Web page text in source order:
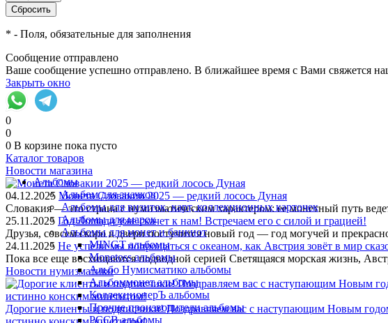
* - Поля, обязательные для заполнения
Сообщение отправлено
Ваше сообщение успешно отправлено. В ближайшее время с Вами свяжется
Закрыть окно
0
0
0 В корзине пока пусто
Каталог товаров
Альбомы
Альбом для значков
Альбомы для визиток, карт, коллекционных карточек
Альбомы для марок
Альбомы для монет и банкнот
MINGT альбомы
Monetoss альбомы
Альбо Нумисматико альбомы
Альбоммонет альбомы
КоллекционерЪ альбомы
Прочие производители альбомы
РССВ альбомы
Новости магазина
04.12.2025 Монета Словакии 2025 — редкий лосось Дуная
Словакия — это страна с нумизматическим характером: ее монетный путь
25.11.2025 Год Лошади уже скачет к нам! Встречаем его с силой и грацией!
Друзья, совсем скоро в двери постучится новый год — год могучей и
24.11.2025 Не успели мы попрощаться с океаном, как Австрия зовёт в мир
Пока все еще восхищаются подводной серией Светящаяся морская жизнь,
Новости нумизматики
Дорогие клиенты и подписчики! Поздравляем вас с наступающим Новым